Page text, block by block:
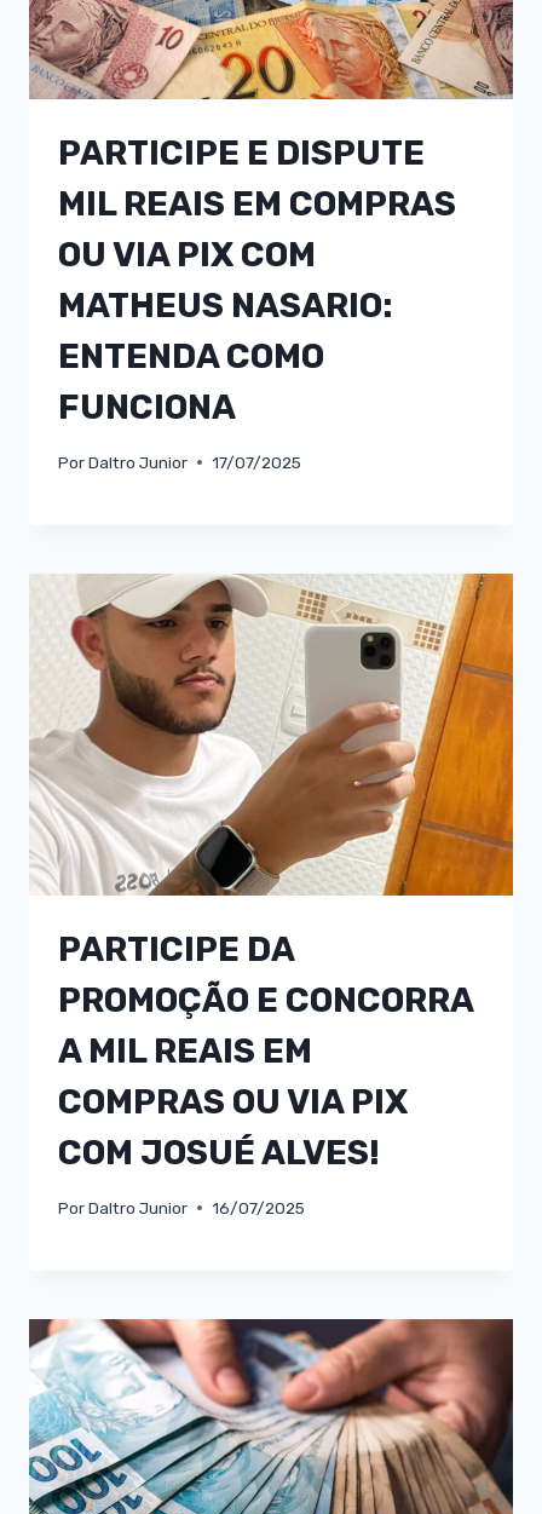
PARTICIPE E DISPUTE
MIL REAIS EM COMPRAS
OU VIA PIX COM
MATHEUS NASARIO:
ENTENDA COMO
FUNCIONA
PorDaltro Junior 17/07/2025
PARTICIPE DA
PROMOÇÃO E CONCORRA
A MIL REAIS EM
COMPRAS OU VIA PIX
COM JOSUÉ ALVES!
PorDaltro Junior 16/07/2025